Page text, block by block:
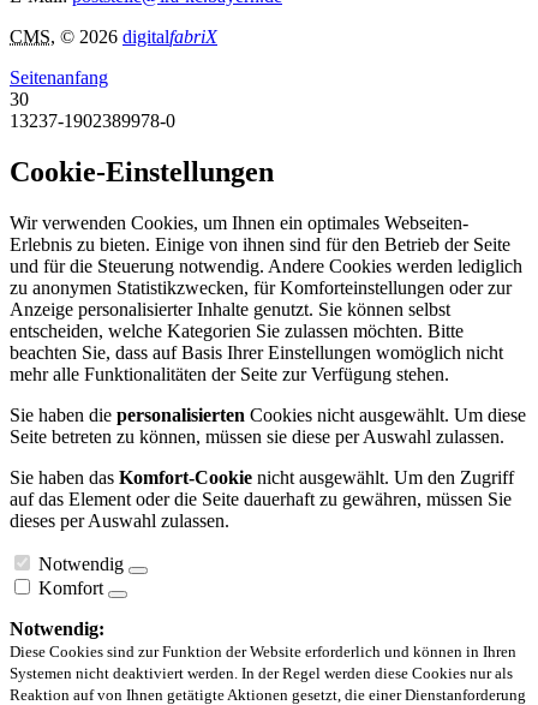
CMS, © 2026 digitalfabriX
Seitenanfang
30
13237-1902389978-0
Cookie-Einstellungen
Wir verwenden Cookies, um Ihnen ein optimales Webseiten-
Erlebnis zu bieten. Einige von ihnen sind für den Betrieb der Seite
und für die Steuerung notwendig. Andere Cookies werden lediglich
zu anonymen Statistikzwecken, für Komforteinstellungen oder zur
Anzeige personalisierter Inhalte genutzt. Sie können selbst
entscheiden, welche Kategorien Sie zulassen möchten. Bitte
beachten Sie, dass auf Basis Ihrer Einstellungen womöglich nicht
mehr alle Funktionalitäten der Seite zur Verfügung stehen.
Sie haben die personalisierten Cookies nicht ausgewählt. Um diese
Seite betreten zu können, müssen sie diese per Auswahl zulassen.
Sie haben das Komfort-Cookie nicht ausgewählt. Um den Zugriff
auf das Element oder die Seite dauerhaft zu gewähren, müssen Sie
dieses per Auswahl zulassen.
Notwendig
Komfort
Notwendig:
Diese Cookies sind zur Funktion der Website erforderlich und können in Ihren
Systemen nicht deaktiviert werden. In der Regel werden diese Cookies nur als
Reaktion auf von Ihnen getätigte Aktionen gesetzt, die einer Dienstanforderung